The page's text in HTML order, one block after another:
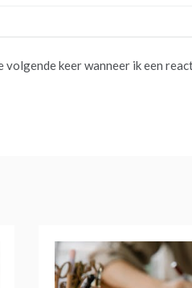
keer wanneer ik een